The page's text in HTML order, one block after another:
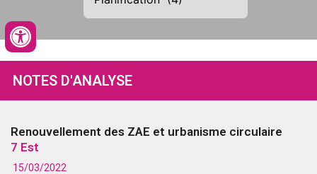
NOTES D'ANALYSE
Renouvellement des ZAE et urbanisme circulaire
7 Est
15/03/2022